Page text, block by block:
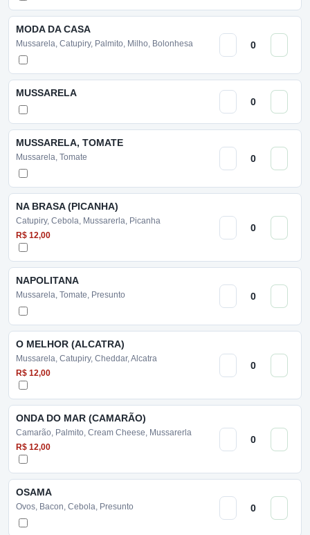
MODA DA CASA
Mussarela, Catupiry, Palmito, Milho, Bolonhesa
MUSSARELA
MUSSARELA, TOMATE
Mussarela, Tomate
NA BRASA (PICANHA)
Catupiry, Cebola, Mussarerla, Picanha
R$ 12,00
NAPOLITANA
Mussarela, Tomate, Presunto
O MELHOR (ALCATRA)
Mussarela, Catupiry, Cheddar, Alcatra
R$ 12,00
ONDA DO MAR (CAMARÃO)
Camarão, Palmito, Cream Cheese, Mussarerla
R$ 12,00
OSAMA
Ovos, Bacon, Cebola, Presunto